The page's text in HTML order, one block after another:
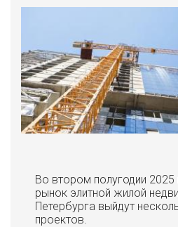
Во втором полугодии 2025
рынок элитной жилой
Петербурга выйдут
проектов.